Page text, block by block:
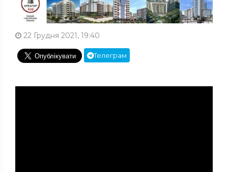
22 Грудня 2021, 19:40
Телеграм